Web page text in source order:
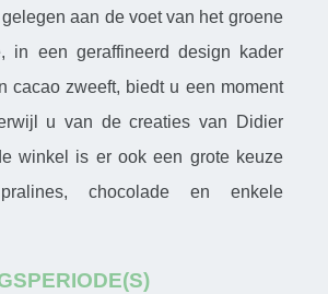
aan de voet van het groene
in een geraffineerd design kader
cacao zweeft, biedt u een moment
u van de creaties van Didier
winkel is er ook een grote keuze
chocolade en enkele